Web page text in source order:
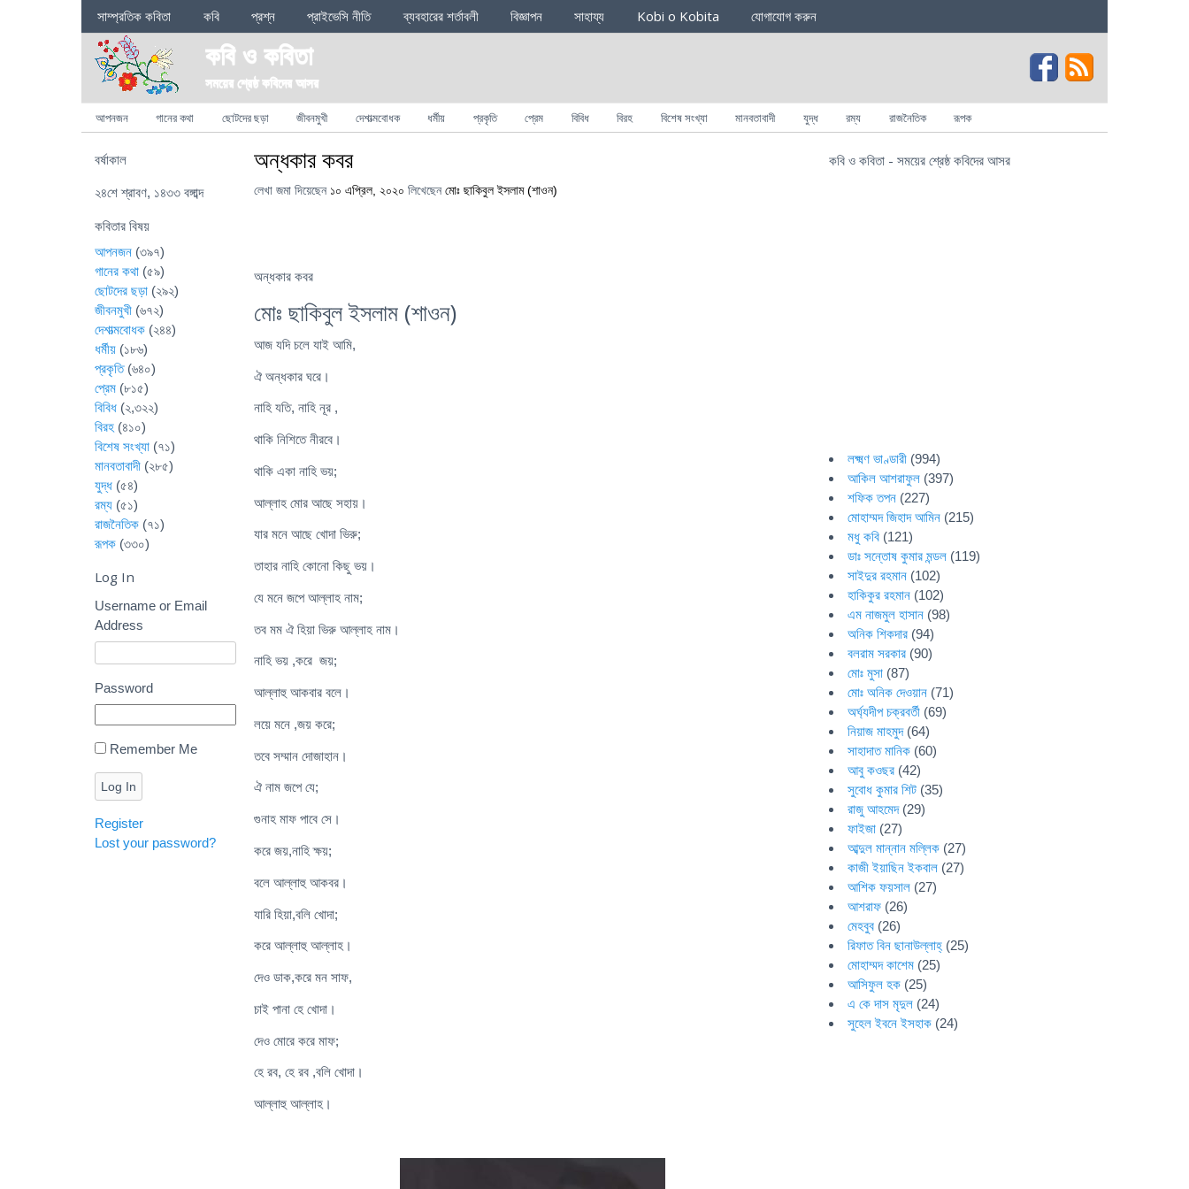
Sections
সাম্প্রতিক কবিতা কবি প্রশ্ন প্রাইভেসি নীতি ব্যবহারের শর্তাবলী বিজ্ঞাপন সাহায্য Kobi o Kobita যোগাযোগ করুন
কবি ও কবিতা
সময়ের শ্রেষ্ঠ কবিদের আসর
Categories
আপনজন গানের কথা ছোটদের ছড়া জীবনমুখী দেশাত্মবোধক ধর্মীয় প্রকৃতি প্রেম বিবিধ বিরহ বিশেষ সংখ্যা মানবতাবাদী যুদ্ধ রম্য রাজনৈতিক রূপক
অন্ধকার কবর
লেখা জমা দিয়েছেন ১০ এপ্রিল, ২০২০ লিখেছেন মোঃ ছাকিবুল ইসলাম (শাওন)
অন্ধকার কবর
মোঃ ছাকিবুল ইসলাম (শাওন)
আজ যদি চলে যাই আমি,
ঐ অন্ধকার ঘরে।
নাহি যতি, নাহি নূর ,
থাকি নিশিতে নীরবে।
থাকি একা নাহি ভয়;
আল্লাহ মোর আছে সহায়।
যার মনে আছে খোদা ভিরু;
তাহার নাহি কোনো কিছু ভয়।
যে মনে জপে আল্লাহ নাম;
তব মম ঐ হিয়া ভিরু আল্লাহ নাম।
নাহি ভয় ,করে জয়;
আল্লাহু আকবার বলে।
লয়ে মনে ,জয় করে;
তবে সম্মান দোজাহান।
ঐ নাম জপে যে;
গুনাহ মাফ পাবে সে।
করে জয়,নাহি ক্ষয়;
বলে আল্লাহু আকবর।
যারি হিয়া,বলি খোদা;
করে আল্লাহু আল্লাহ।
দেও ডাক,করে মন সাফ,
চাই পানা হে খোদা।
দেও মোরে করে মাফ;
হে রব, হে রব ,বলি খোদা।
আল্লাহু আল্লাহ।
বর্ষাকাল
২৪শে শ্রাবণ, ১৪৩৩ বঙ্গাব্দ
কবিতার বিষয়
আপনজন (৩৯৭)
গানের কথা (৫৯)
ছোটদের ছড়া (২৯২)
জীবনমুখী (৬৭২)
দেশাত্মবোধক (২৪৪)
ধর্মীয় (১৮৬)
প্রকৃতি(৬৪০)
প্রেম (৮১৫)
বিবিধ (২,৩২২)
বিরহ (৪১০)
বিশেষ সংখ্যা (৭১)
মানবতাবাদী (২৮৫)
যুদ্ধ (৫৪)
রম্য (৫১)
রাজনৈতিক (৭১)
রূপক (৩৩০)
Log In
Username or Email
Address
Password
Remember Me
Log In
Register
Lost your password?
কবি ও কবিতা - সময়ের শ্রেষ্ঠ কবিদের আসর
লক্ষ্মণ ভাণ্ডারী (994)
আকিল আশরাফুল (397)
শফিক তপন (227)
মোহাম্মদ জিহাদ আমিন (215)
মধু কবি (121)
ডাঃ সন্তোষ কুমার মন্ডল (119)
সাইদুর রহমান (102)
হাকিকুর রহমান (102)
এম নাজমুল হাসান (98)
অনিক শিকদার (94)
বলরাম সরকার (90)
মোঃ মুসা (87)
মোঃ অনিক দেওয়ান (71)
অর্ঘ্যদীপ চক্রবর্তী (69)
নিয়াজ মাহমুদ(64)
সাহাদাত মানিক (60)
আবু কওছর (42)
সুবোধ কুমার শিট (35)
রাজু আহমেদ(29)
ফাইজা (27)
আব্দুল মান্নান মল্লিক (27)
কাজী ইয়াছিন ইকবাল (27)
আশিক ফয়সাল (27)
আশরাফ (26)
মেহবুব (26)
রিফাত বিন ছানাউল্লাহ্ (25)
মোহাম্মদ কাশেম (25)
আসিফুল হক (25)
এ কে দাস মৃদুল (24)
সুহেল ইবনে ইসহাক (24)